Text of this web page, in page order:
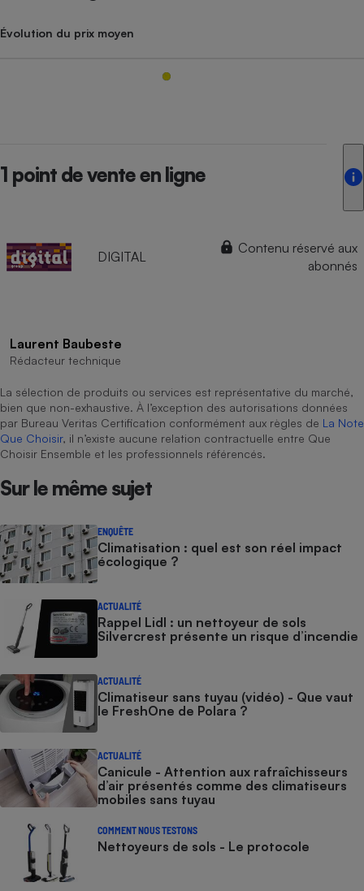
Évolution du prix moyen
1 point de vente en ligne
DIGITAL
Contenu réservé aux
abonnés
Laurent Baubeste
Rédacteur technique
La sélection de produits ou services est représentative du marché,
bien que non-exhaustive. À l’exception des autorisations données
par Bureau Veritas Certification conformément aux règles de La Note
Que Choisir, il n’existe aucune relation contractuelle entre Que
Choisir Ensemble et les professionnels référencés.
Sur le même sujet
ENQUÊTE
Climatisation : quel est son réel impact
écologique ?
ACTUALITÉ
Rappel Lidl : un nettoyeur de sols
Silvercrest présente un risque d’incendie
ACTUALITÉ
Climatiseur sans tuyau (vidéo) - Que vaut
le FreshOne de Polara ?
ACTUALITÉ
Canicule - Attention aux rafraîchisseurs
d’air présentés comme des climatiseurs
mobiles sans tuyau
COMMENT NOUS TESTONS
Nettoyeurs de sols - Le protocole